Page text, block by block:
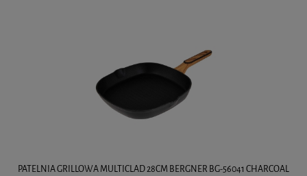
PATELNIA GRILLOWA MULTICLAD 28CM BERGNER BG-56041 CHARCOAL